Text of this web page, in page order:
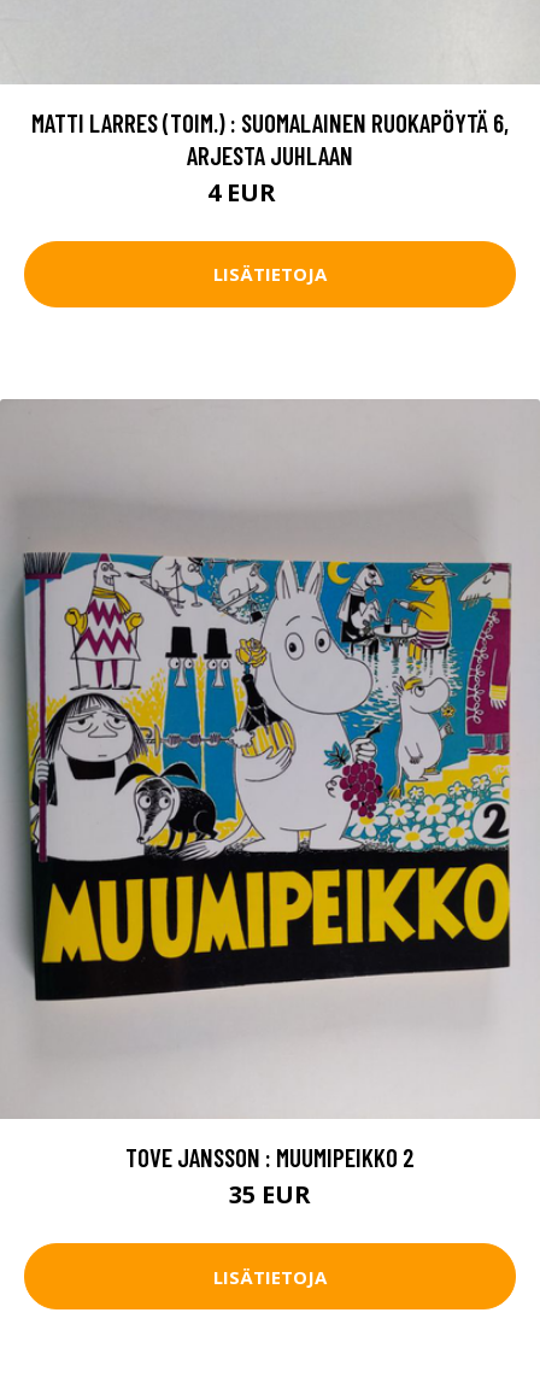
MATTI LARRES (TOIM.) : SUOMALAINEN RUOKAPÖYTÄ 6,
ARJESTA JUHLAAN
4 EUR
LISÄTIETOJA
TOVE JANSSON : MUUMIPEIKKO 2
35 EUR
LISÄTIETOJA